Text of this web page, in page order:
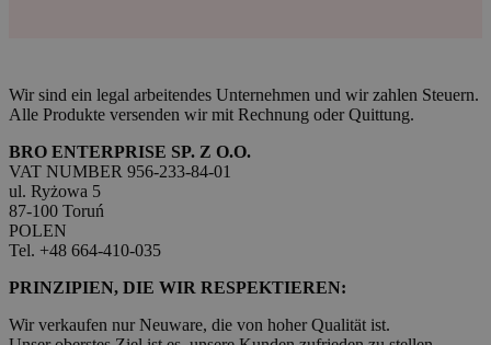
Wir sind ein legal arbeitendes Unternehmen und wir zahlen Steuern.
Alle Produkte versenden wir mit Rechnung oder Quittung.
BRO ENTERPRISE SP. Z O.O.
VAT NUMBER 956-233-84-01
ul. Ryżowa 5
87-100 Toruń
POLEN
Tel. +48 664-410-035
PRINZIPIEN, DIE WIR RESPEKTIEREN:
Wir verkaufen nur Neuware, die von hoher Qualität ist.